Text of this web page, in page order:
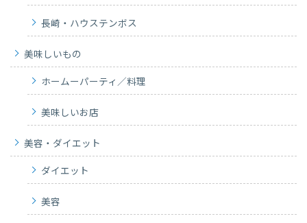
長崎・ハウステンボス
美味しいもの
ホームーパーティ／料理
美味しいお店
美容・ダイエット
ダイエット
美容